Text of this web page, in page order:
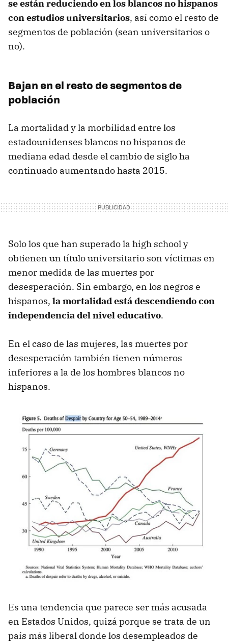
se están reduciendo en los blancos no hispanos
con estudios universitarios, así como el resto de
segmentos de población (sean universitarios o
no).
Bajan en el resto de segmentos de
población
La mortalidad y la morbilidad entre los
estadounidenses blancos no hispanos de
mediana edad desde el cambio de siglo ha
continuado aumentando hasta 2015.
Solo los que han superado la high school y
obtienen un título universitario son víctimas en
menor medida de las muertes por
desesperación. Sin embargo, en los negros e
hispanos, la mortalidad está descendiendo con
independencia del nivel educativo.
En el caso de las mujeres, las muertes por
desesperación también tienen números
inferiores a la de los hombres blancos no
hispanos.
Es una tendencia que parece ser más acusada
en Estados Unidos, quizá porque se trata de un
país más liberal donde los desempleados de